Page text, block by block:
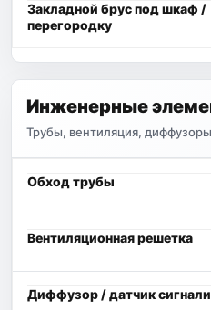
Закладной брус под шкаф /
перегородку
Инженерные
Трубы, вентиляция,
Обход трубы
Вентиляционная решетка
Диффузор / датчик